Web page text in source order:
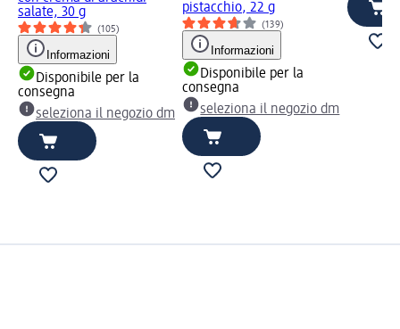
salate, 30 g
(105)
Informazioni
Disponibile per la
consegna
seleziona il negozio dm
pistacchio, 22 g
(139)
Informazioni
Disponibile per la
consegna
seleziona il negozio dm